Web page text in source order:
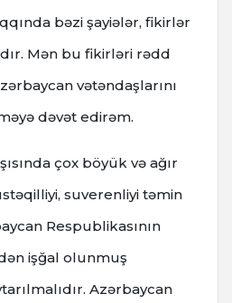
bəzi şayiələr, fikirlər
Mən bu fikirləri rədd
vətəndaşlarını
dəvət edirəm.
çox böyük və ağır
suverenliyi təmin
Respublikasının
işğal olunmuş
Azərbaycan